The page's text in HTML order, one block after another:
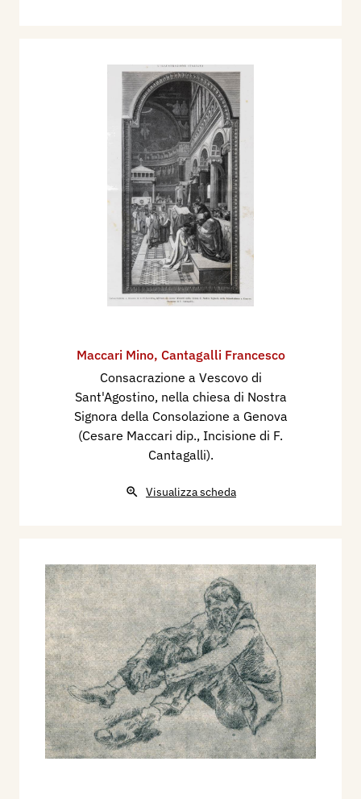
Maccari Mino, Cantagalli Francesco
Consacrazione a Vescovo di
Sant'Agostino, nella chiesa di Nostra
Signora della Consolazione a Genova
(Cesare Maccari dip., Incisione di F.
Cantagalli).
Visualizza scheda